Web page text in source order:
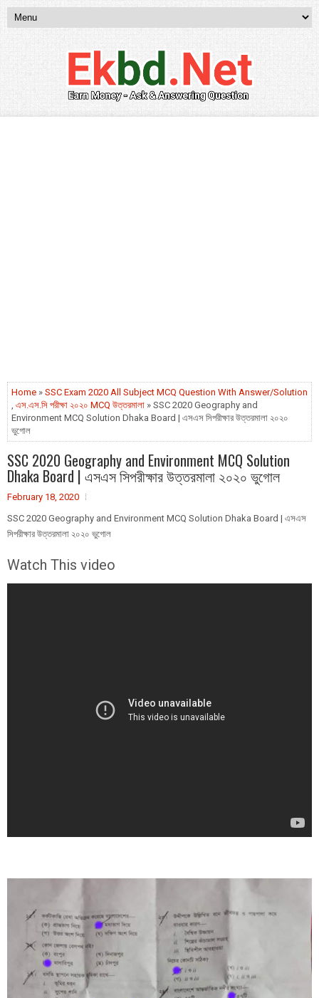
Home » SSC Exam 2020 All Subject MCQ Question With Answer/Solution
, এস.এস.সি পরীক্ষা ২০২০ MCQ উত্তরমালা » SSC 2020 Geography and
Environment MCQ Solution Dhaka Board | এসএস সিপরীক্ষার উত্তরমালা ২০২০
ভুগোল
SSC 2020 Geography and Environment MCQ Solution
Dhaka Board | এসএস সিপরীক্ষার উত্তরমালা ২০২০ ভুগোল
February 18, 2020
SSC 2020 Geography and Environment MCQ Solution Dhaka Board | এসএস
সিপরীক্ষার উত্তরমালা ২০২০ ভুগোল
Watch This video